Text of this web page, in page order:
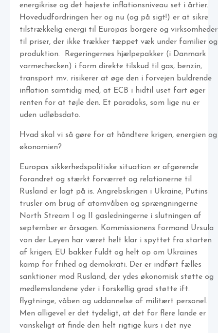
energikrise og det højeste inflationsniveau set i årtier.
Hovedudfordringen her og nu (og på sigt!) er at sikre
tilstrækkelig energi til Europas borgere og virksomheder
til priser, der ikke trækker tæppet væk under familier og
produktion. Regeringernes hjælpepakker (i Danmark
varmechecken) i form direkte tilskud til gas, benzin,
transport mv. risikerer at øge den i forvejen buldrende
inflation samtidig med, at ECB i hidtil uset fart øger
renten for at tøjle den. Et paradoks, som lige nu er
uden udløbsdato.
Hvad skal vi så gøre for at håndtere krigen, energien og
økonomien?
Europas sikkerhedspolitiske situation er afgørende
forandret og stærkt forværret og relationerne til
Rusland er lagt på is. Angrebskrigen i Ukraine, Putins
trusler om brug af atomvåben og sprængningerne
North Stream I og II gasledningerne i slutningen af
september er årsagen. Kommissionens formand Ursula
von der Leyen har været helt klar i spyttet fra starten
af krigen; EU bakker fuldt og helt op om Ukraines
kamp for frihed og demokrati. Der er indført fælles
sanktioner mod Rusland, der ydes økonomisk støtte og
medlemslandene yder i forskellig grad støtte ift.
flygtninge, våben og uddannelse af militært personel.
Men alligevel er det tydeligt, at det for flere lande er
vanskeligt at finde den helt rigtige kurs i det nye